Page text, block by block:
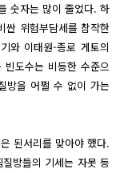
숫자는 많이 줄었다. 하
싼 위험부담세를 참작한
와 이태원-종로 게토의
도수는 비등한 수준으
방을 어쩔 수 없이 가는
된서리를 맞아야 했다.
방들의 기세는 자못 등